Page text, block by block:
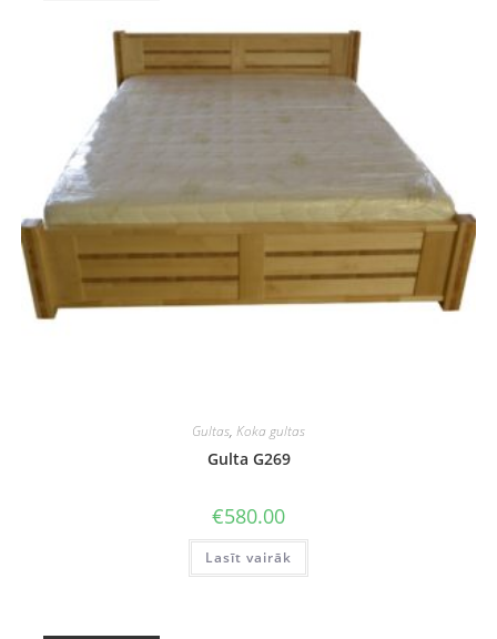
Gultas, Koka gultas
Gulta G269
€580.00
Lasīt vairāk